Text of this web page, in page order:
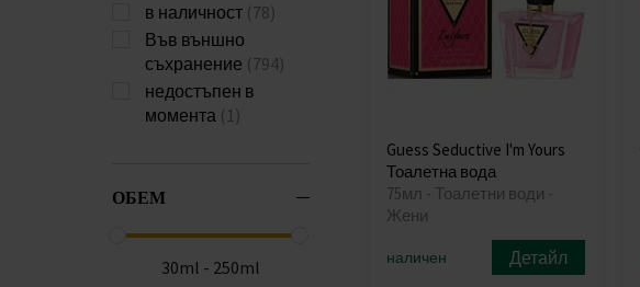
Clyde
Colette(1)
Connoisseur (9)
Contessa (1)
Crescent
Dahlia(2)
в наличност (78)
Във външно
съхранение (794)
недостъпен в
момента (1)
ОБЕМ
30ml - 250ml
Guess Seductive I'm Yours
Тоалетна вода
75мл - Тоалетни води -
Жени
наличен Детайл